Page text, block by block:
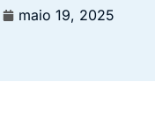
maio 19, 2025